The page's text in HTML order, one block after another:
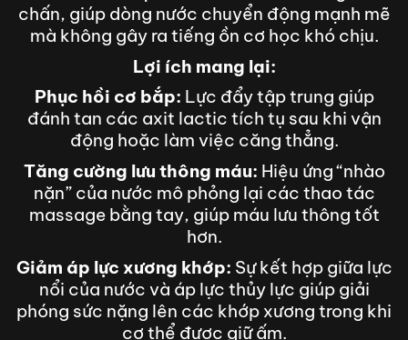
chấn, giúp dòng nước chuyển động mạnh mẽ
mà không gây ra tiếng ồn cơ học khó chịu.
Lợi ích mang lại:
Phục hồi cơ bắp: Lực đẩy tập trung giúp
đánh tan các axit lactic tích tụ sau khi vận
động hoặc làm việc căng thẳng.
Tăng cường lưu thông máu: Hiệu ứng “nhào
nặn” của nước mô phỏng lại các thao tác
massage bằng tay, giúp máu lưu thông tốt
hơn.
Giảm áp lực xương khớp: Sự kết hợp giữa lực
nổi của nước và áp lực thủy lực giúp giải
phóng sức nặng lên các khớp xương trong khi
cơ thể được giữ ấm.